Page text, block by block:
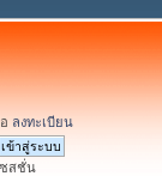
ลงทะเบียน
ซสชั่น